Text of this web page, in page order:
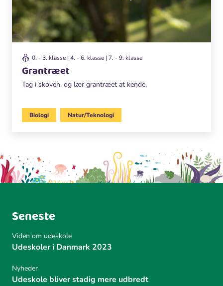
0. - 3. klasse | 4. - 6. klasse | 7. - 9. klasse
Grantræet
Tag i skoven, og lær grantræet at kende.
Biologi Natur/Teknologi
Seneste
Viden om udeskole
Udeskoler i Danmark 2023
Nyheder
Udeskole bliver stadig mere udbredt